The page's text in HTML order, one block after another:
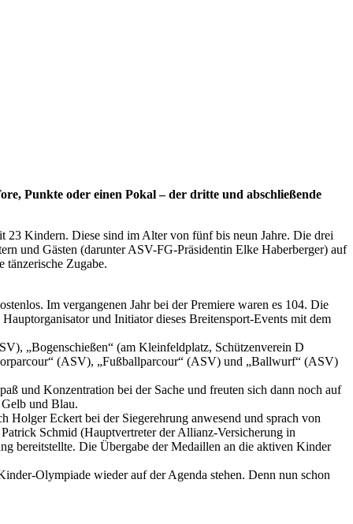
Punkte oder einen Pokal – der dritte und abschließende
23 Kindern. Diese sind im Alter von fünf bis neun Jahre. Die drei
und Gästen (darunter ASV-FG-Präsidentin Elke Haberberger) auf
tänzerische Zugabe.
Im vergangenen Jahr bei der Premiere waren es 104. Die
und Initiator dieses Breitensport-Events mit dem
„Bogenschießen“ (am Kleinfeldplatz, Schützenverein D
(ASV), „Fußballparcour“ (ASV) und „Ballwurf“ (ASV)
und Konzentration bei der Sache und freuten sich dann noch auf
und Blau.
Holger Eckert bei der Siegerehrung anwesend und sprach von
Schmid (Hauptvertreter der Allianz-Versicherung in
bereitstellte. Die Übergabe der Medaillen an die aktiven Kinder
Olympiade wieder auf der Agenda stehen. Denn nun schon